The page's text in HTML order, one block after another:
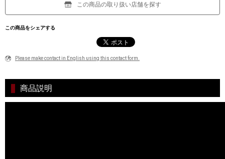
この商品の取り扱い店舗を探す
この商品をシェアする
Please make contact in English using this contact form.
商品説明